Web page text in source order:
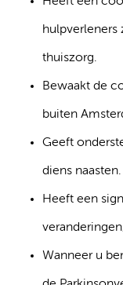
hulpverleners
thuiszorg.
Bewaakt de
buiten
Geeft
diens naasten.
Heeft een
Wanneer u